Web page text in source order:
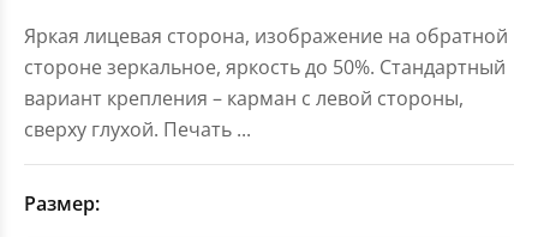
Яркая лицевая сторона, изображение на обратной
стороне зеркальное, яркость до 50%. Стандартный
вариант крепления – карман с левой стороны,
сверху глухой. Печать ...
Размер: